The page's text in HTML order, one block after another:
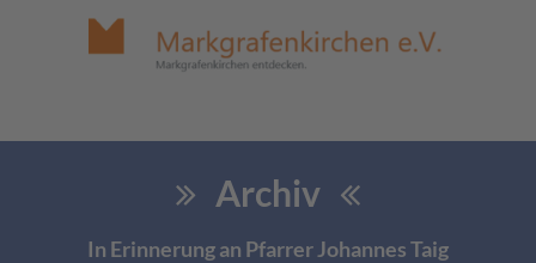
Archiv
In Erinnerung an Pfarrer Johannes Taig